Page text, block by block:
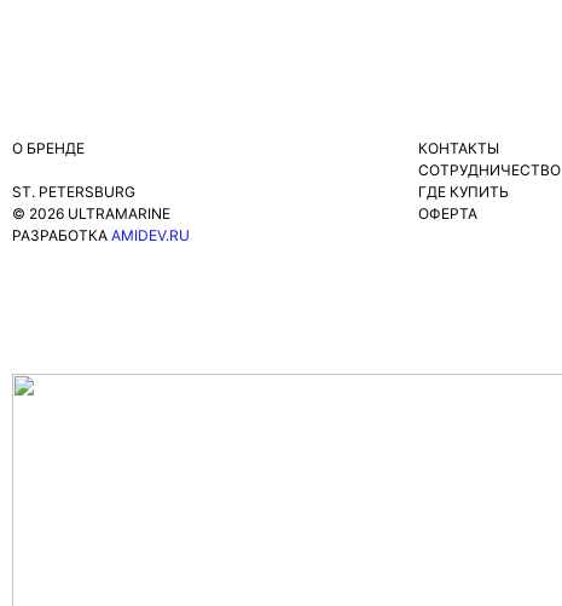
О БРЕНДЕ
ST. PETERSBURG
© 2026 ULTRAMARINE
РАЗРАБОТКА AMIDEV.RU
КОНТАКТЫ
СОТРУДНИЧЕСТВО
ГДЕ КУПИТЬ
ОФЕРТА